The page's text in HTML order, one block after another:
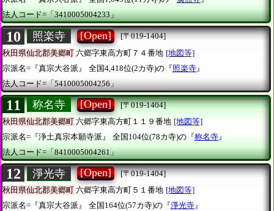
法人コード=「3410005004233」
10 照楽寺 [Open]
[〒019-1404]
秋田県仙北郡美郷町 六郷字東高方町７４番地 [地図等]
宗派名=『真宗大谷派』
全国4,418位(2カ寺)の『照楽寺 』
法人コード=「5410005004256」
11 称名寺 [Open]
[〒019-1404]
秋田県仙北郡美郷町 六郷字東高方町１１９番地 [地図等]
宗派名=『浄土真宗本願寺派』
全国104位(78カ寺)の『称名寺 』
法人コード=「8410005004261」
12 淨光寺 [Open]
[〒019-1404]
秋田県仙北郡美郷町 六郷字東高方町５１番地 [地図等]
宗派名=『真宗大谷派』
全国164位(57カ寺)の『淨光寺』